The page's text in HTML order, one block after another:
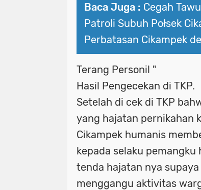
Baca Juga : Cegah
Patroli Subuh Połsek
Perbatasan Cikampek
Terang Personil "
Hasil Pengecekan di TKP.
Setelah di cek di TKP
yang hajatan pernikahan
Cikampek humanis
kepada selaku
tenda hajatan nya
menggangu aktivitas